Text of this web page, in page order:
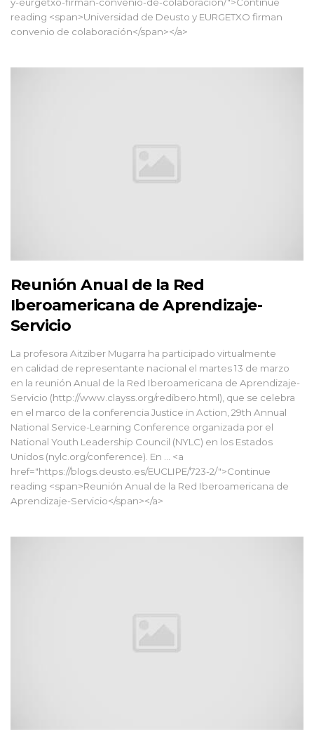
reading <span>Universidad de Deusto y EURGETXO firman
convenio de colaboración</span></a>
Reunión Anual de la Red
Iberoamericana de Aprendizaje-
Servicio
​La profesora Aitziber Mugarra ha participado virtualmente
en calidad de representante nacional el martes 13 de marzo
en la reunión Anual de la Red Iberoamericana de Aprendizaje-
Servicio (http://www.clayss.org/redibero.html), que se celebra
en el marco de la conferencia Justice in Action, 29th Annual
National Service-Learning Conference organizada por el
National Youth Leadership Council (NYLC) en los Estados
Unidos (nylc.org/conference). En … <a
href="https://blogs.deusto.es/EUCLIPE/723-2/">Continue
reading <span>Reunión Anual de la Red Iberoamericana de
Aprendizaje-Servicio</span></a>